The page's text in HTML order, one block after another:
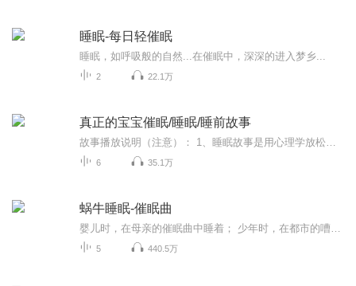
睡眠-每日轻催眠
睡眠，如呼吸般的自然...在催眠中，深深的进入梦乡...
2 22.1万
真正的宝宝催眠/睡眠/睡前故事
6 35.1万
蜗牛睡眠-催眠曲
5 440.5万